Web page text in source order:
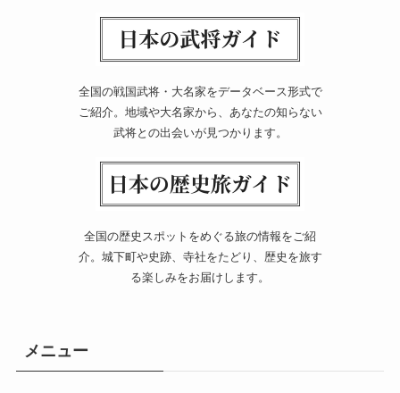
全国の戦国武将・大名家をデータベース形式で
ご紹介。地域や大名家から、あなたの知らない
武将との出会いが見つかります。
全国の歴史スポットをめぐる旅の情報をご紹
介。城下町や史跡、寺社をたどり、歴史を旅す
る楽しみをお届けします。
メニュー